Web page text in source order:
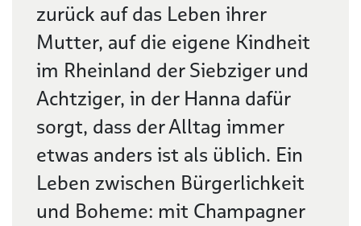
zurück auf das Leben ihrer
Mutter, auf die eigene Kindheit
im Rheinland der Siebziger und
Achtziger, in der Hanna dafür
sorgt, dass der Alltag immer
etwas anders ist als üblich. Ein
Leben zwischen Bürgerlichkeit
und Boheme: mit Champagner